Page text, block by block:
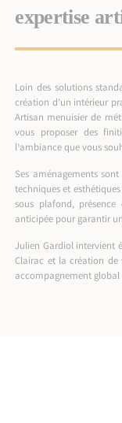
expertise
Loin des solutions
création d’un intérieur
Artisan menuisier de
vous proposer des
l’ambiance que vous
Ses aménagements
techniques et
sous plafond,
anticipée pour garantir
Julien Gardiol intervient
Clairac et la création
accompagnement